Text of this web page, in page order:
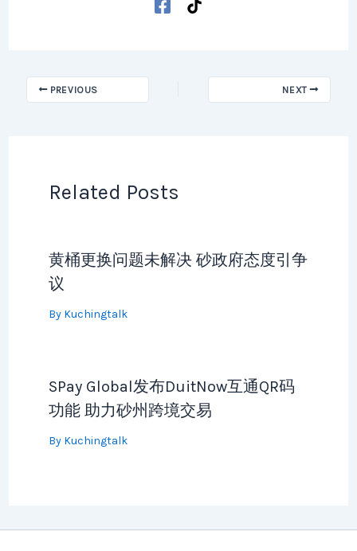
PREVIOUS NEXT
Related Posts
黄桶更换问题未解决 砂政府态度引争
议
By Kuchingtalk
SPay Global发布DuitNow互通QR码
功能 助力砂州跨境交易
By Kuchingtalk